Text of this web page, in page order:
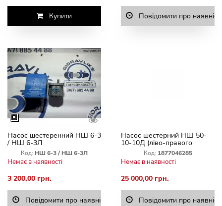
Купити Повідомити про
Насос шестеренний НШ 6-3
/ НШ 6-3Л
Код: НШ 6-3 / НШ 6-3Л
Немає в наявності
3 200,00 грн.
Повідомити про наявність
Насос шестерний НШ 50-
10-10Д (ліво-правого
обертання) ТОВ «ТД «ВАЗ»
Код: 1877046285
Немає в наявності
25 000,00 грн.
Повідомити про